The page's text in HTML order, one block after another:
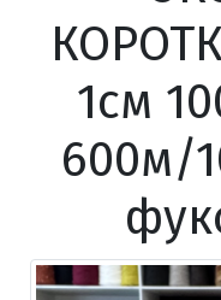
1см
600м/